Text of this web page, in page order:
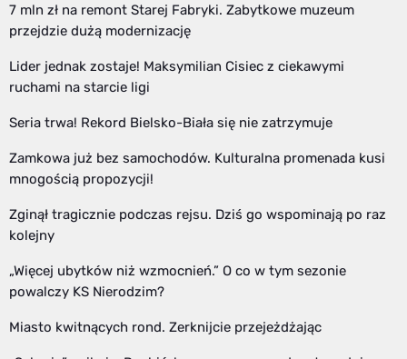
7 mln zł na remont Starej Fabryki. Zabytkowe muzeum
przejdzie dużą modernizację
Lider jednak zostaje! Maksymilian Cisiec z ciekawymi
ruchami na starcie ligi
Seria trwa! Rekord Bielsko-Biała się nie zatrzymuje
Zamkowa już bez samochodów. Kulturalna promenada kusi
mnogością propozycji!
Zginął tragicznie podczas rejsu. Dziś go wspominają po raz
kolejny
„Więcej ubytków niż wzmocnień.” O co w tym sezonie
powalczy KS Nierodzim?
Miasto kwitnących rond. Zerknijcie przejeżdżając